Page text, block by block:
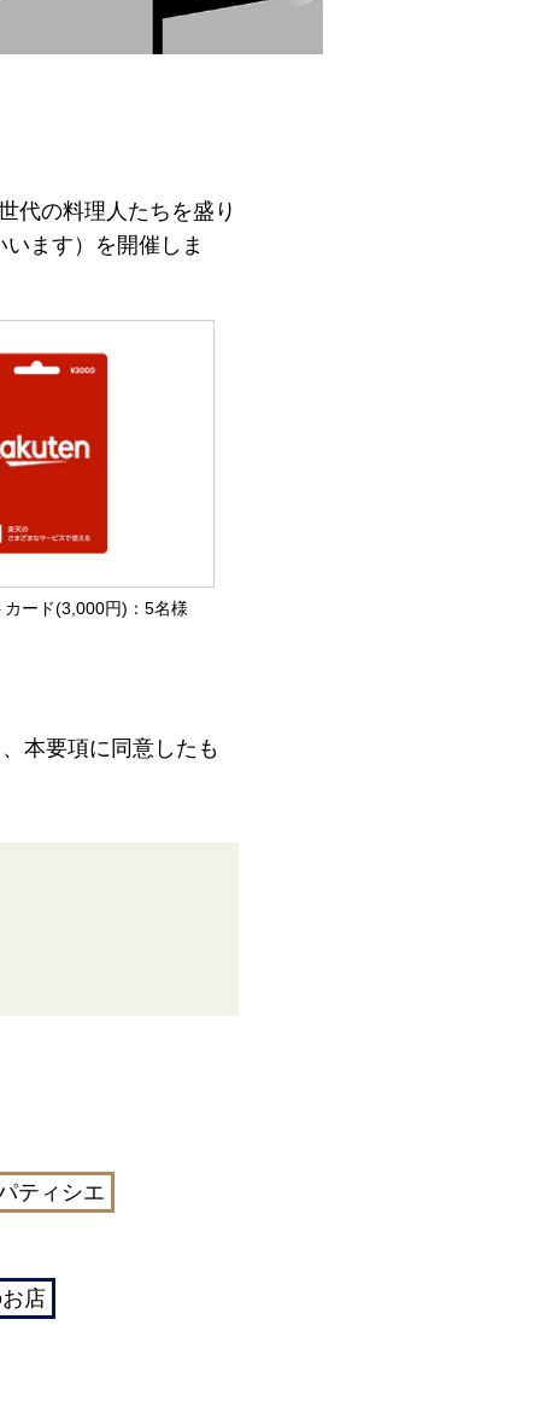
代の料理人たちを盛り
ます）を開催しま
ード(3,000円)：5名様
本要項に同意したも
ティシエ
店